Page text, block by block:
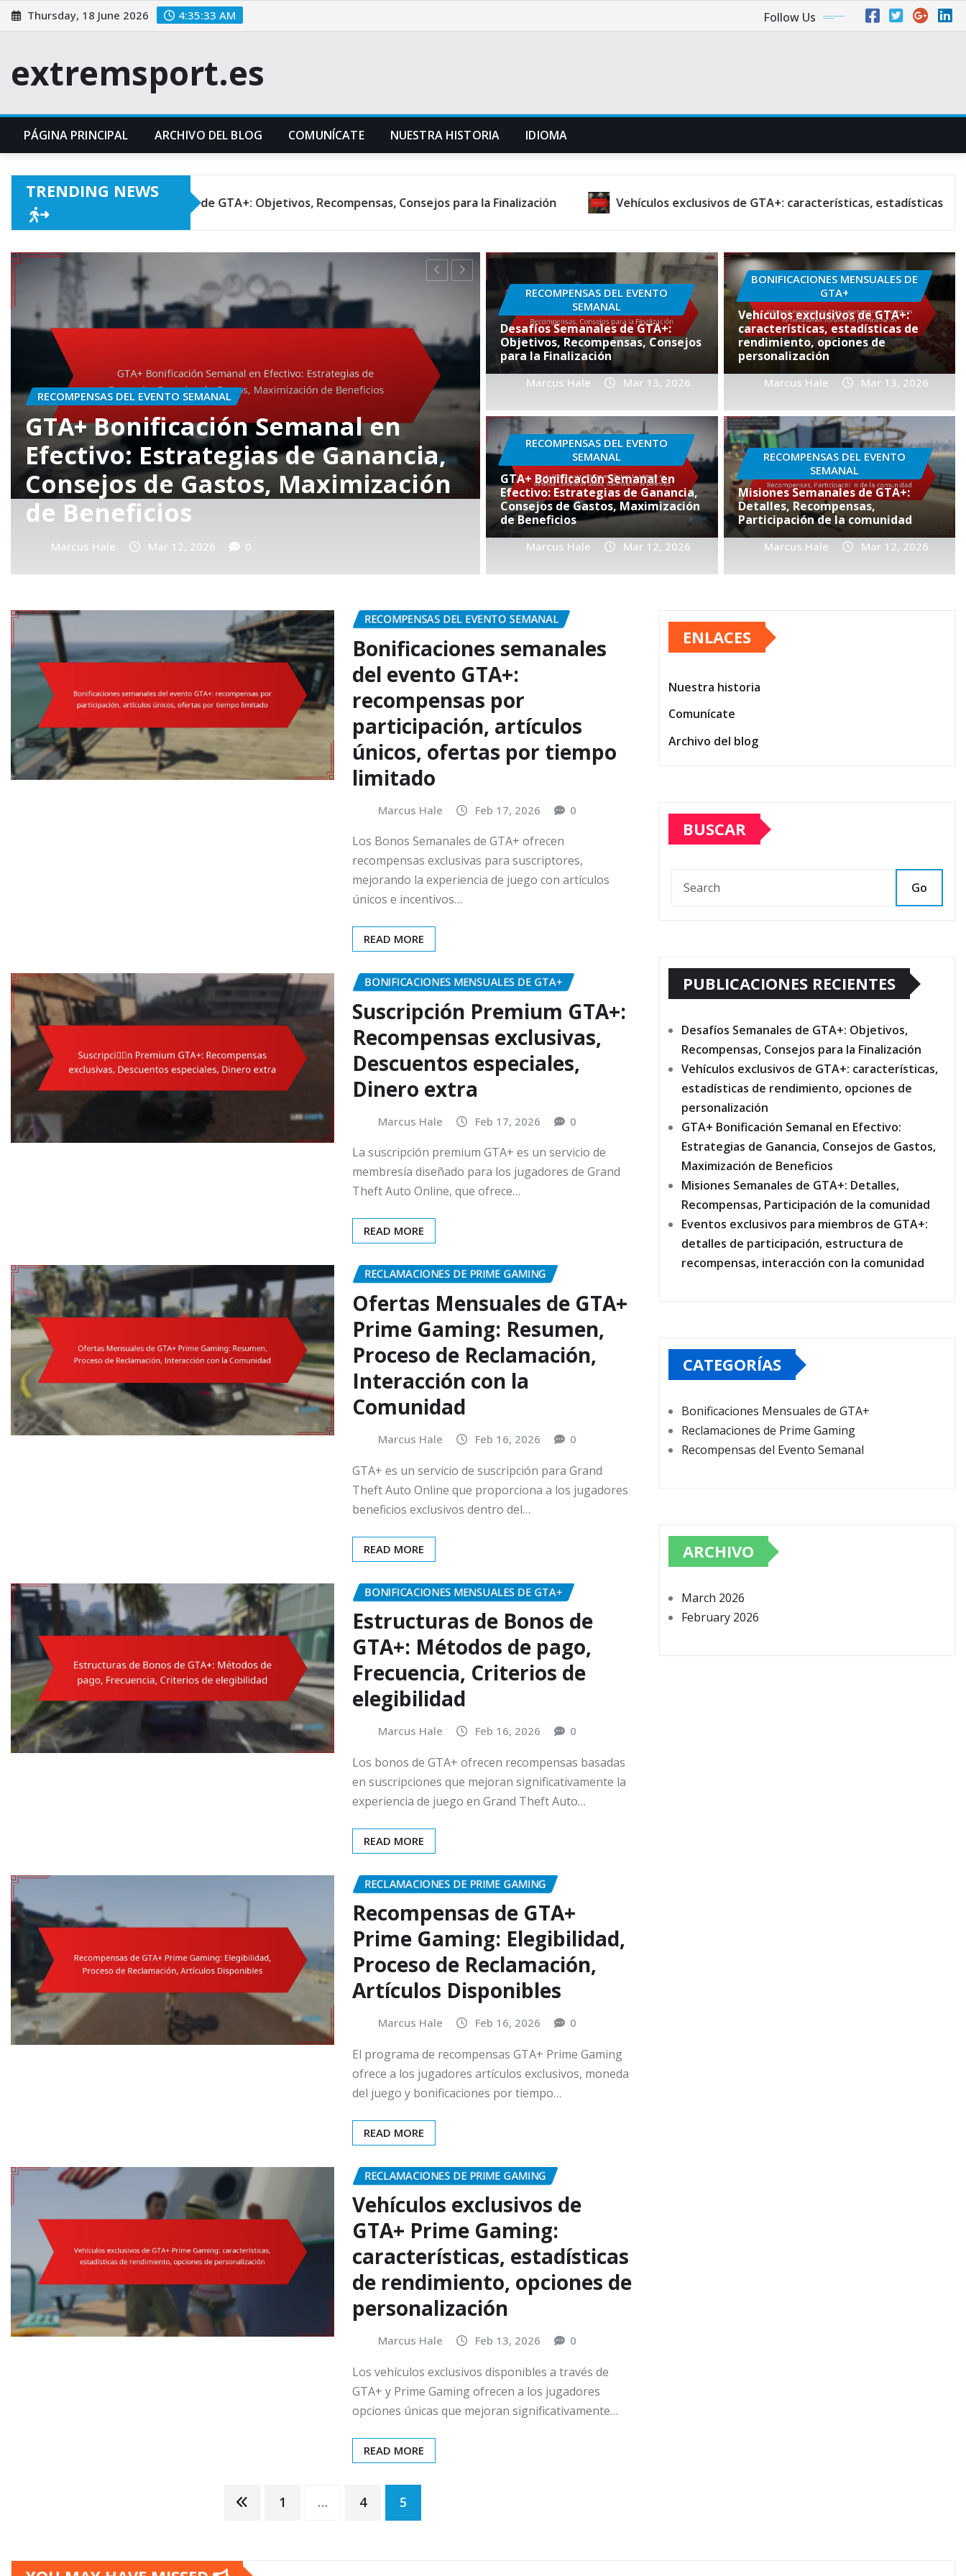
Skip
to
Thursday, 18 June 2026 4:35:35 AM Follow Us
extremsport.es
PÁGINA PRINCIPAL ARCHIVO DEL BLOG COMUNÍCATE NUESTRA HISTORIA IDIOMA
TRENDING NEWS
Desafíos Semanales de GTA+: Objetivos, Recompensas, Consejos para la Finalización Vehículos exclusivos de GTA+: características, estadísticas de rendimiento,
RECOMPENSAS DEL EVENTO SEMANAL
Misiones Semanales de GTA+:
Detalles, Recompensas,
Participación de la comunidad
Marcus Hale Mar 12, 2026 0
Eventos exclusivos para miembros
de GTA+: detalles de participación,
estructura de recompensas,
interacción con la comunidad
Marcus Hale Mar 12, 2026
RECOMPENSAS DEL EVENTO
SEMANAL
Desafíos Semanales de GTA+:
Objetivos, Recompensas, Consejos
para la Finalización
Marcus Hale Mar 13, 2026
BONIFICACIONES MENSUALES DE
GTA+
Vehículos exclusivos de GTA+:
características, estadísticas de
rendimiento, opciones de
personalización
Marcus Hale Mar 13, 2026
RECOMPENSAS DEL EVENTO
SEMANAL
GTA+ Bonificación Semanal en
Efectivo: Estrategias de Ganancia,
Consejos de Gastos, Maximización
de Beneficios
Marcus Hale Mar 12, 2026
RECOMPENSAS DEL EVENTO
SEMANAL
Misiones Semanales de GTA+:
Detalles, Recompensas,
Participación de la comunidad
Marcus Hale Mar 12, 2026
RECOMPENSAS DEL EVENTO SEMANAL
Bonificaciones semanales
del evento GTA+:
recompensas por
participación, artículos
únicos, ofertas por tiempo
limitado
Marcus Hale Feb 17, 2026 0
Los Bonos Semanales de GTA+ ofrecen
recompensas exclusivas para suscriptores,
mejorando la experiencia de juego con artículos
únicos e incentivos…
READ MORE
BONIFICACIONES MENSUALES DE GTA+
Suscripción Premium GTA+:
Recompensas exclusivas,
Descuentos especiales,
Dinero extra
Marcus Hale Feb 17, 2026 0
La suscripción premium GTA+ es un servicio de
membresía diseñado para los jugadores de Grand
Theft Auto Online, que ofrece…
READ MORE
RECLAMACIONES DE PRIME GAMING
Ofertas Mensuales de GTA+
Prime Gaming: Resumen,
Proceso de Reclamación,
Interacción con la
Comunidad
Marcus Hale Feb 16, 2026 0
GTA+ es un servicio de suscripción para Grand
Theft Auto Online que proporciona a los jugadores
beneficios exclusivos dentro del…
READ MORE
BONIFICACIONES MENSUALES DE GTA+
Estructuras de Bonos de
GTA+: Métodos de pago,
Frecuencia, Criterios de
elegibilidad
Marcus Hale Feb 16, 2026 0
Los bonos de GTA+ ofrecen recompensas basadas
en suscripciones que mejoran significativamente la
experiencia de juego en Grand Theft Auto…
READ MORE
RECLAMACIONES DE PRIME GAMING
Recompensas de GTA+
Prime Gaming: Elegibilidad,
Proceso de Reclamación,
Artículos Disponibles
Marcus Hale Feb 16, 2026 0
El programa de recompensas GTA+ Prime Gaming
ofrece a los jugadores artículos exclusivos, moneda
del juego y bonificaciones por tiempo…
READ MORE
RECLAMACIONES DE PRIME GAMING
Vehículos exclusivos de
GTA+ Prime Gaming:
características, estadísticas
de rendimiento, opciones de
personalización
Marcus Hale Feb 13, 2026 0
Los vehículos exclusivos disponibles a través de
GTA+ y Prime Gaming ofrecen a los jugadores
opciones únicas que mejoran significativamente…
READ MORE
1 … 4 5
ENLACES
Nuestra historia
Comunícate
Archivo del blog
BUSCAR
Go
PUBLICACIONES RECIENTES
Desafíos Semanales de GTA+: Objetivos,
Recompensas, Consejos para la Finalización
Vehículos exclusivos de GTA+: características,
estadísticas de rendimiento, opciones de
personalización
GTA+ Bonificación Semanal en Efectivo:
Estrategias de Ganancia, Consejos de Gastos,
Maximización de Beneficios
Misiones Semanales de GTA+: Detalles,
Recompensas, Participación de la comunidad
Eventos exclusivos para miembros de GTA+:
detalles de participación, estructura de
recompensas, interacción con la comunidad
CATEGORÍAS
Bonificaciones Mensuales de GTA+
Reclamaciones de Prime Gaming
Recompensas del Evento Semanal
ARCHIVO
March 2026
February 2026